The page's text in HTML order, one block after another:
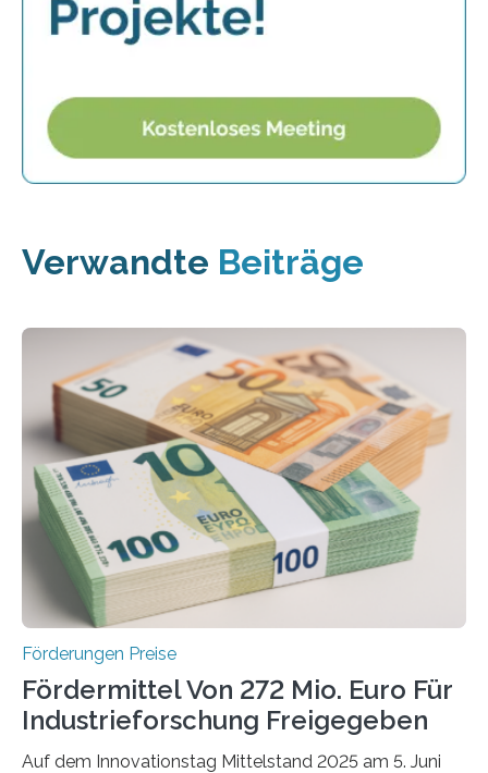
Verwandte Beiträge
Förderungen Preise
Fördermittel Von 272 Mio. Euro Für
Industrieforschung Freigegeben
Auf dem Innovationstag Mittelstand 2025 am 5. Juni